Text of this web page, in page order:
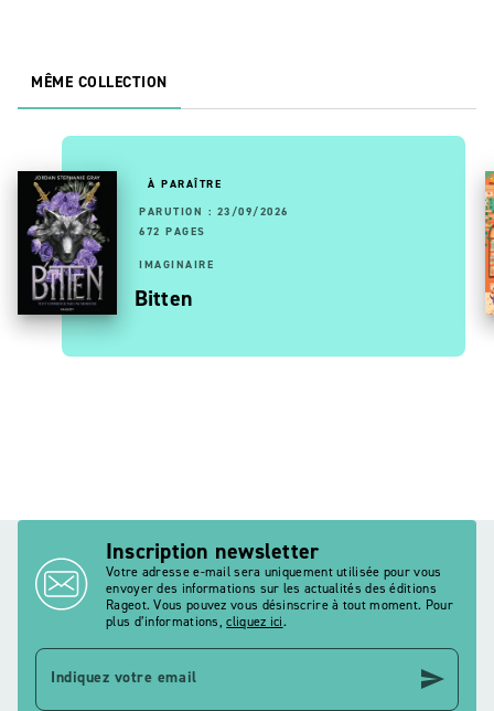
MÊME COLLECTION
À PARAÎTRE
PARUTION : 23/09/2026
672 PAGES
IMAGINAIRE
Bitten
Inscription newsletter
Votre adresse e-mail sera uniquement utilisée pour vous
envoyer des informations sur les actualités des éditions
Rageot. Vous pouvez vous désinscrire à tout moment. Pour
plus d’informations,cliquez ici.
Indiquez votre email send